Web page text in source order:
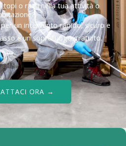
topi o ratti nella tua attività o
un intervento rapido, sicuro e
è un sopralluogo gratuito.
ORA →